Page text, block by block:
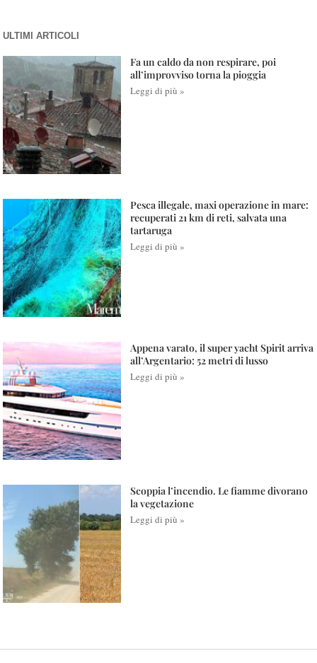
ULTIMI ARTICOLI
Fa un caldo da non respirare, poi
all’improvviso torna la pioggia
Leggi di più »
Pesca illegale, maxi operazione in mare:
recuperati 21 km di reti, salvata una
tartaruga
Leggi di più »
Appena varato, il super yacht Spirit arriva
all’Argentario: 52 metri di lusso
Leggi di più »
Scoppia l’incendio. Le fiamme divorano
la vegetazione
Leggi di più »